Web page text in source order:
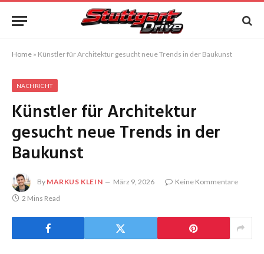
Home » Künstler für Architektur gesucht neue Trends in der Baukunst
NACHRICHT
Künstler für Architektur
gesucht neue Trends in der
Baukunst
By MARKUS KLEIN März 9, 2026
Keine Kommentare
2 Mins Read